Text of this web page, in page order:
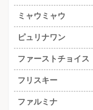
ミャウミャウ
ピュリナワン
ファーストチョイス
フリスキー
ファルミナ